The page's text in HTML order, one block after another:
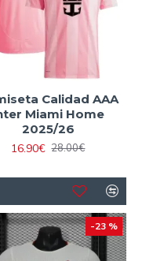
Calidad AAA
Miami Home
2025/26
16.90€ 28.00€
-23 %